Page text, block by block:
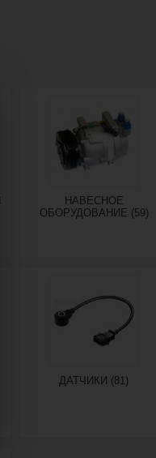
НАВЕСНОЕ
ОБОРУДОВАНИЕ (59)
ДАТЧИКИ (81)